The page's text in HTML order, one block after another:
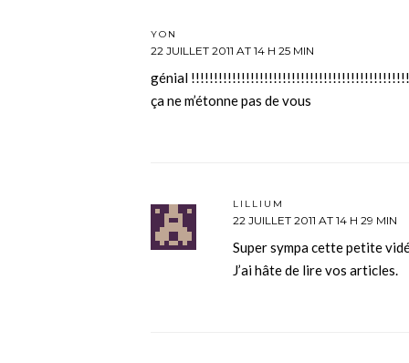
YON
22 JUILLET 2011 AT 14 H 25 MIN
génial
ça ne m’étonne pas de vous
LILLIUM
22 JUILLET 2011 AT 14 H 29 MIN
Super sympa cette petite
J’ai hâte de lire vos articles.